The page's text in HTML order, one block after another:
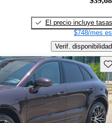
El precio incluye tasas
$748/mes
Verif. disponibilidad